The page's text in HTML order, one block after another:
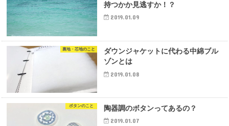
持つかか見逃すか！？
2019.01.09
裏地・芯地のこと
ダウンジャケットに代わる中綿ブル
ゾンとは
2019.01.08
ボタンのこと 陶器調のボタンってあるの？
2019.01.07